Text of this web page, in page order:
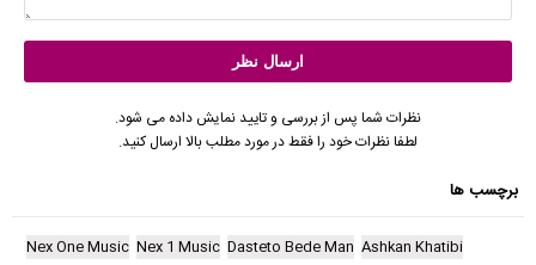
نظرات شما پس از بررسی و تایید نمایش داده می شود.
لطفا نظرات خود را فقط در مورد مطلب بالا ارسال کنید.
برچسب ها
Ashkan Khatibi
Dasteto Bede Man
Nex 1 Music
Nex One Music